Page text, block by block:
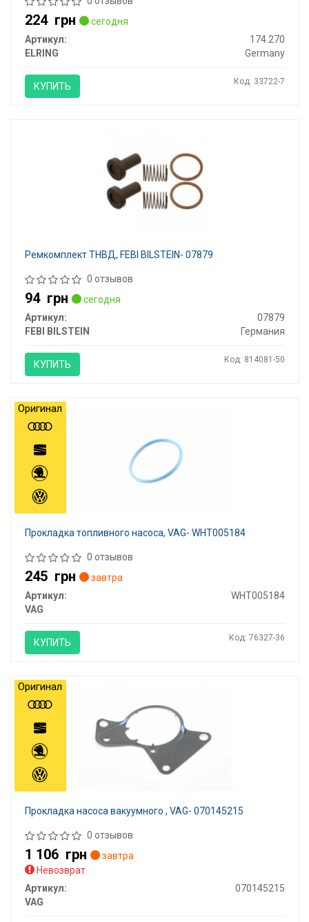
224 грн
сегодня
Артикул:
174.270
ELRING
Germany
КУПИТЬ Код: 33722-7
Ремкомплект ТНВД, FEBI BILSTEIN- 07879
0 отзывов
94 грн
сегодня
Артикул:
07879
FEBI BILSTEIN
Германия
КУПИТЬ Код: 814081-50
Прокладка топливного насоса, VAG- WHT005184
0 отзывов
245 грн
завтра
Артикул:
WHT005184
VAG
КУПИТЬ Код: 76327-36
Оригинал
Прокладка насоса вакуумного , VAG- 070145215
0 отзывов
1 106 грн
завтра
Невозврат
Артикул:
070145215
VAG
Оригинал